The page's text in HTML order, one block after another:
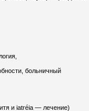
больничный
и iatréia — лечение)